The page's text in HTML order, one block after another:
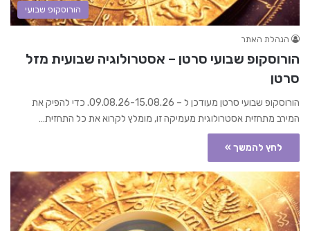
הורוסקופ שבועי
הנהלת האתר
הורוסקופ שבועי סרטן – אסטרולוגיה שבועית מזל
סרטן
הורוסקופ שבועי סרטן מעודכן ל – 09.08.26-15.08.26. כדי להפיק את
המירב מתחזית אסטרולוגית מעמיקה זו, מומלץ לקרוא את כל התחזית…
לחץ להמשך »